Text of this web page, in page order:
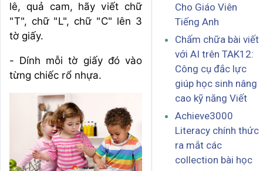
lê, quả cam, hãy viết chữ
"T", chữ "L", chữ "C" lên 3
tờ giấy.
- Dính mỗi tờ giấy đó vào
từng chiếc rổ nhựa.
Cho Giáo Viên
Tiếng Anh
Chấm chữa bài viết
với AI trên TAK12:
Công cụ đắc lực
giúp học sinh nâng
cao kỹ năng Viết
Achieve3000
Literacy chính thức
ra mắt các
collection bài học